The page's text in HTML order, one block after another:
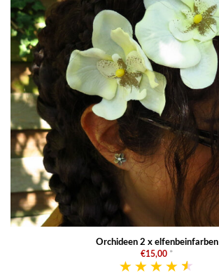
Orchideen 2 x elfenbeinfarben
€15,00 *